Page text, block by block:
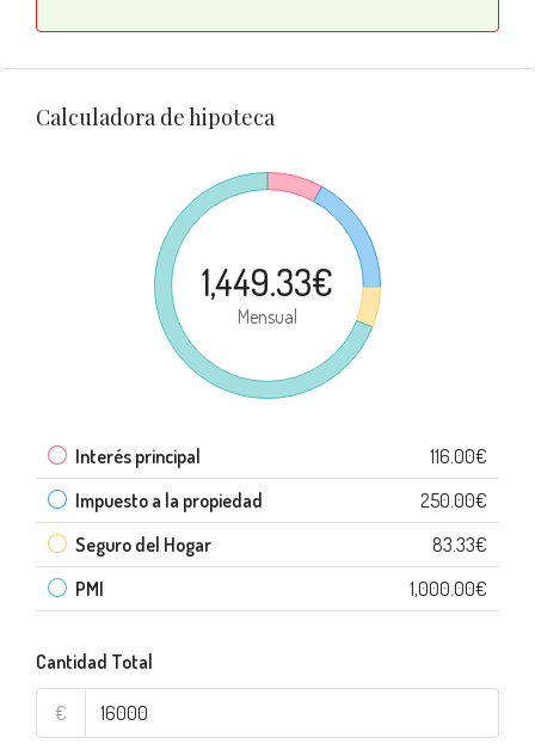
Calculadora de hipoteca
1,449.33€
Mensual
Interés principal
116.00€
Impuesto a la propiedad
250.00€
Seguro del Hogar
83.33€
PMI
1,000.00€
Cantidad Total
€